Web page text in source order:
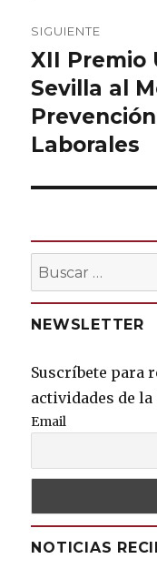
SIGUIENTE
Entrada
siguiente:
XII Premio
Sevilla al
Laborales
Buscar
por:
NEWSLETTER
Suscríbete para
actividades de la
Email
NOTICIAS